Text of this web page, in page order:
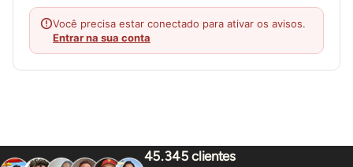
Você precisa estar conectado para ativar os avisos.
Entrar na sua conta
45.345 clientes